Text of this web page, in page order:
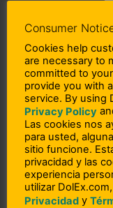
DolEx Dollar Express,
ID, IL, IN, KS, KY, MD,
TN, TX, UT, VA, WA
Consumer
Cookies help
are necessary to
committed to
provide you with
service. By using
Privacy Policy
Las cookies nos
para usted,
sitio funcione.
privacidad y las
experiencia
utilizar
Privacidad y